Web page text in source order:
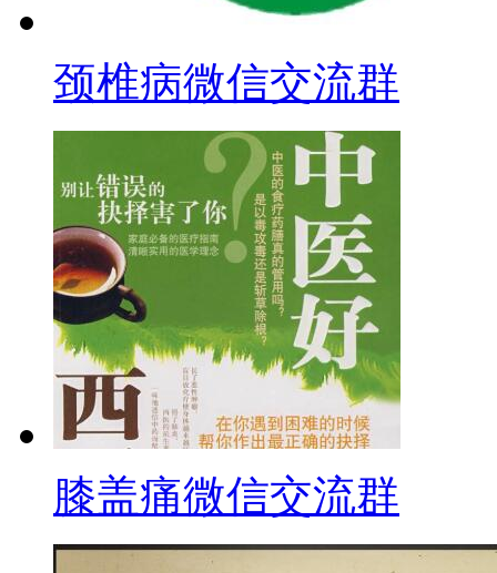
颈椎病微信交流群
膝盖痛微信交流群